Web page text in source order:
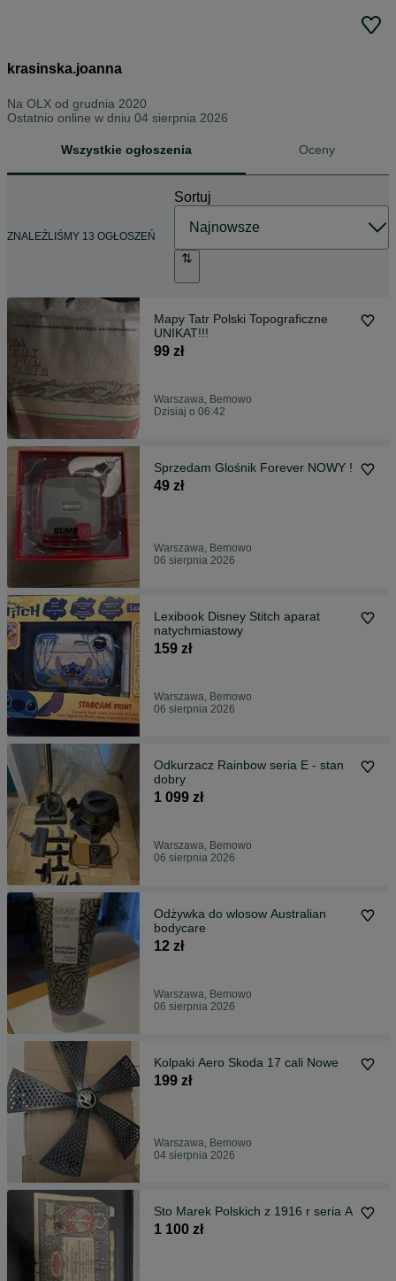
krasinska.joanna
Na OLX od grudnia 2020
Ostatnio online w dniu 04 sierpnia 2026
Wszystkie ogłoszenia Oceny
ZNALEŹLIŚMY 13 OGŁOSZEŃ
Sortuj
Mapy Tatr Polski Topograficzne
UNIKAT!!!
99 zł
Warszawa, Bemowo
Dzisiaj o 06:42
Sprzedam Glośnik Forever NOWY !
49 zł
Warszawa, Bemowo
06 sierpnia 2026
Lexibook Disney Stitch aparat
natychmiastowy
159 zł
Warszawa, Bemowo
06 sierpnia 2026
Odkurzacz Rainbow seria E - stan
dobry
1 099 zł
Warszawa, Bemowo
06 sierpnia 2026
Odżywka do wlosow Australian
bodycare
12 zł
Warszawa, Bemowo
06 sierpnia 2026
Kolpaki Aero Skoda 17 cali Nowe
199 zł
Warszawa, Bemowo
04 sierpnia 2026
Sto Marek Polskich z 1916 r seria A
1 100 zł